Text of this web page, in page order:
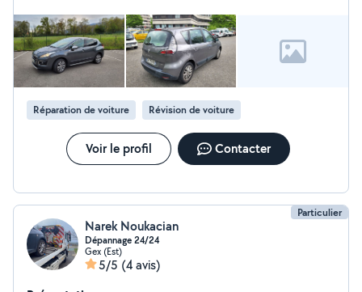
Réparation de voiture Révision de voiture
Voir le profil Contacter
Particulier
Narek Noukacian
Dépannage 24/24
Gex (Est)
5/5 (4 avis)